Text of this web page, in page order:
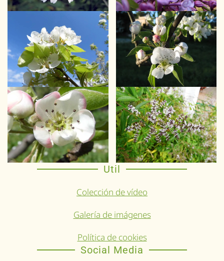
Util
Colección de vídeo
Galería de imágenes
Política de cookies
Social Media